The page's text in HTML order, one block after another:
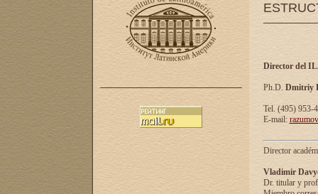
Director del
Ph.D. Dmitriy
Tel. (495) 953-
E-mail:
Director
Vladimir
Dr. titular y